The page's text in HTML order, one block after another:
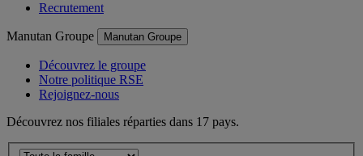
Recrutement
Manutan Groupe Manutan Groupe
Découvrez le groupe
Notre politique RSE
Rejoignez-nous
Découvrez nos filiales réparties dans 17 pays.